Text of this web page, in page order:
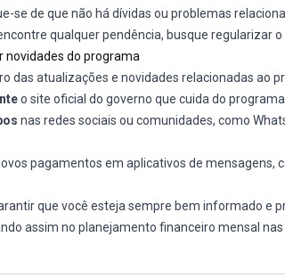
se de que não há dívidas ou problemas
qualquer pendência, busque regularizar
novidades do programa
das atualizações e novidades relacionadas ao
o site oficial do governo que cuida do programa.
nas redes sociais ou comunidades, como
pagamentos em aplicativos de mensagens,
que você esteja sempre bem informado e
assim no planejamento financeiro mensal